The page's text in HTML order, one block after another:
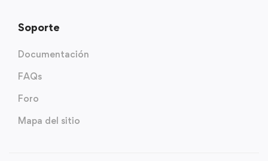
Soporte
Documentación
FAQs
Foro
Mapa del sitio